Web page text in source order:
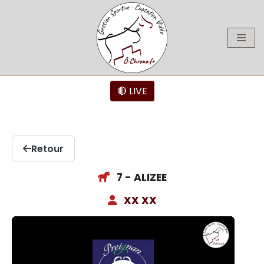
🔴 LIVE
Retour
7 - ALIZEE
XX XX